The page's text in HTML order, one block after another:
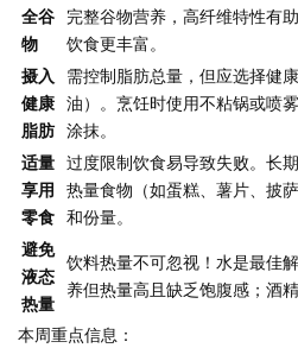
全谷
物
完整谷物营养，高纤维特性有
饮食更丰富。
摄入
健康
脂肪
需控制脂肪总量，但应选择健
油）。烹饪时使用不粘锅或喷
涂抹。
适量
享用
零食
过度限制饮食易导致失败。长
热量食物（如蛋糕、薯片、披
和份量。
避免
液态
热量
饮料热量不可忽视！水是最佳
养但热量高且缺乏饱腹感；酒
本周重点信息：